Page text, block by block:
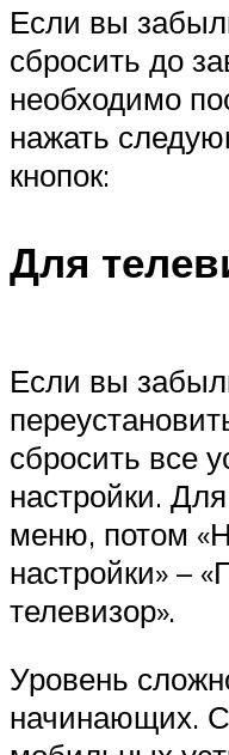
Если вы
сбросить до
необходимо
нажать
кнопок:
Для
Если вы
сбросить все
настройки.
меню, потом
настройки» –
телевизор».
Уровень
начинающих.